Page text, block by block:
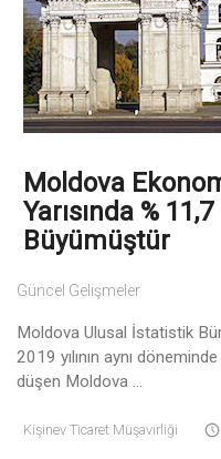
Moldova
Yarısında %
Büyümüştür
Güncel Gelişmeler
Moldova Ulusal İstatistik
2019 yılının aynı
düşen Moldova ...
Kişinev Ticaret Müşavirliği